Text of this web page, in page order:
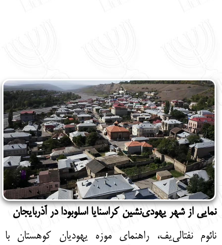
نمایی از شهر یهودی‌نشین کراسنایا اسلوبودا در آذربایجان
نائوم نفتالی‌یف، راهنمای موزه یهودیان کوهستان با